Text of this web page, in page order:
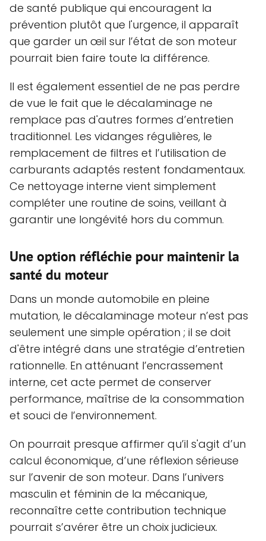
de santé publique qui encouragent la
prévention plutôt que l'urgence, il apparaît
que garder un œil sur l’état de son moteur
pourrait bien faire toute la différence.
Il est également essentiel de ne pas perdre
de vue le fait que le décalaminage ne
remplace pas d'autres formes d’entretien
traditionnel. Les vidanges régulières, le
remplacement de filtres et l’utilisation de
carburants adaptés restent fondamentaux.
Ce nettoyage interne vient simplement
compléter une routine de soins, veillant à
garantir une longévité hors du commun.
Une option réfléchie pour maintenir la
santé du moteur
Dans un monde automobile en pleine
mutation, le décalaminage moteur n’est pas
seulement une simple opération ; il se doit
d'être intégré dans une stratégie d’entretien
rationnelle. En atténuant l’encrassement
interne, cet acte permet de conserver
performance, maîtrise de la consommation
et souci de l’environnement.
On pourrait presque affirmer qu’il s'agit d’un
calcul économique, d’une réflexion sérieuse
sur l’avenir de son moteur. Dans l’univers
masculin et féminin de la mécanique,
reconnaître cette contribution technique
pourrait s’avérer être un choix judicieux.